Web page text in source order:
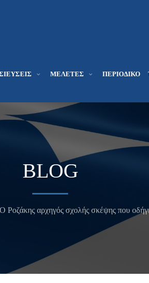
ΜΕΛΕΤΕΣ ΠΕΡΙΟΔΙΚΌ
BLOG
Ροζάκης αρχηγός σχολής σκέψης που